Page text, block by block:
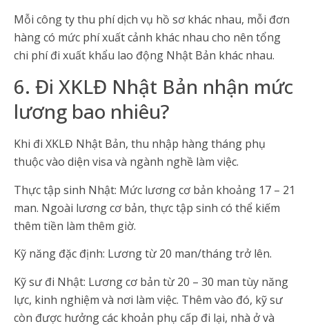
Mỗi công ty thu phí dịch vụ hồ sơ khác nhau, mỗi đơn
hàng có mức phí xuất cảnh khác nhau cho nên tổng
chi phí đi xuất khẩu lao động Nhật Bản khác nhau.
6. Đi XKLĐ Nhật Bản nhận mức
lương bao nhiêu?
Khi đi XKLĐ Nhật Bản, thu nhập hàng tháng phụ
thuộc vào diện visa và ngành nghề làm việc.
Thực tập sinh Nhật: Mức lương cơ bản khoảng 17 – 21
man. Ngoài lương cơ bản, thực tập sinh có thể kiếm
thêm tiền làm thêm giờ.
Kỹ năng đặc định: Lương từ 20 man/tháng trở lên.
Kỹ sư đi Nhật: Lương cơ bản từ 20 – 30 man tùy năng
lực, kinh nghiệm và nơi làm việc. Thêm vào đó, kỹ sư
còn được hưởng các khoản phụ cấp đi lại, nhà ở và